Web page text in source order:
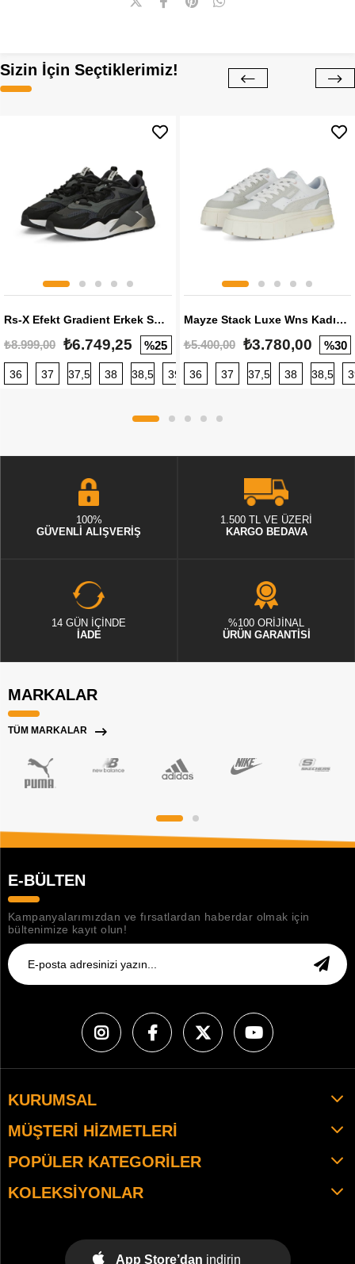
Sizin İçin Seçtiklerimiz!
Rs-X Efekt Gradient Erkek Sneaker
₺8.999,00 ₺6.749,25 %25
36 37 37,5 38 38,5 39 40 40,5 41 42 42,5
Mayze Stack Luxe Wns Kadın Sneaker
₺5.400,00 ₺3.780,00 %30
36 37 37,5 38 38,5
100%
GÜVENLİ ALIŞVERİŞ
1.500 TL VE ÜZERİ
KARGO BEDAVA
14 GÜN İÇİNDE
İADE
%100 ORİJİNAL
ÜRÜN GARANTİSİ
MARKALAR
TÜM MARKALAR
E-BÜLTEN
Kampanyalarımızdan ve fırsatlardan haberdar olmak için
bültenimize kayıt olun!
KURUMSAL
MÜŞTERI HIZMETLERI
POPÜLER KATEGORILER
KOLEKSIYONLAR
App Store’dan indirin